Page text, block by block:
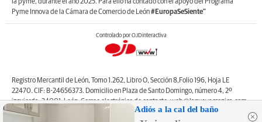
la pyme, durante el año 2025. Para ello ha contado con el apoyo del Programa
Pyme Innova de la Cámara de Comercio de León#EuropaSeSiente”
Controlado por OJDinteractiva
Registro Mercantil de León, Tomo 1.262, Libro O, Sección 8,Folio 196, Hoja LE
22470. CIF: B-24656373. Domicilio en Plaza de Santo Domingo, número 4, 2º
izquierda, 24001, León. Correo electrónico de contacto: web@lanuevacronica.com.
Copyright © ALNUAR 2000 S.L. (LA NUEVA CRÓNICA). Incluye contenidos de la
Adiós a la cal del baño